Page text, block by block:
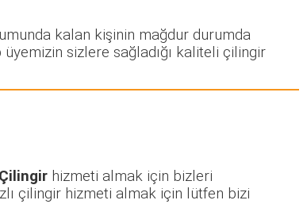
kalan kişinin mağdur durumda
sizlere sağladığı kaliteli çilingir
hizmeti almak için bizleri
çilingir hizmeti almak için lütfen bizi